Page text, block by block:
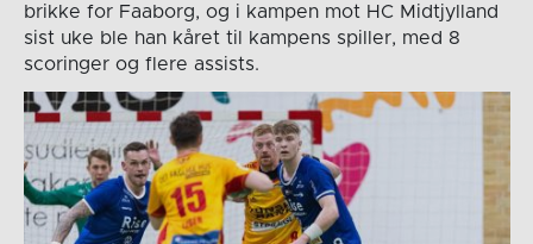
brikke for Faaborg, og i kampen mot HC Midtjylland
sist uke ble han kåret til kampens spiller, med 8
scoringer og flere assists.